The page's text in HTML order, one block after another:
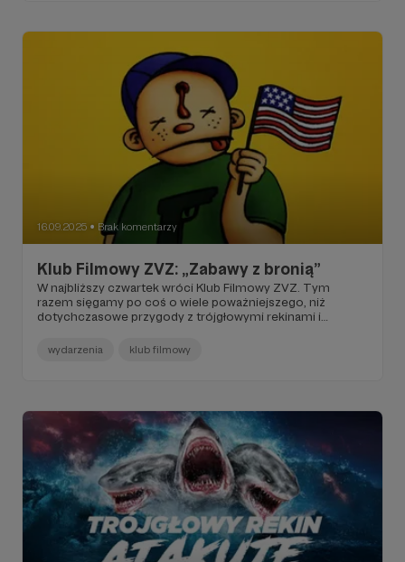
16.09.2025 ● Brak komentarzy
Klub Filmowy ZVZ: „Zabawy z bronią”
W najbliższy czwartek wróci Klub Filmowy ZVZ. Tym
razem sięgamy po coś o wiele poważniejszego, niż
dotychczasowe przygody z trójgłowymi rekinami i
wydarzenia klub filmowy